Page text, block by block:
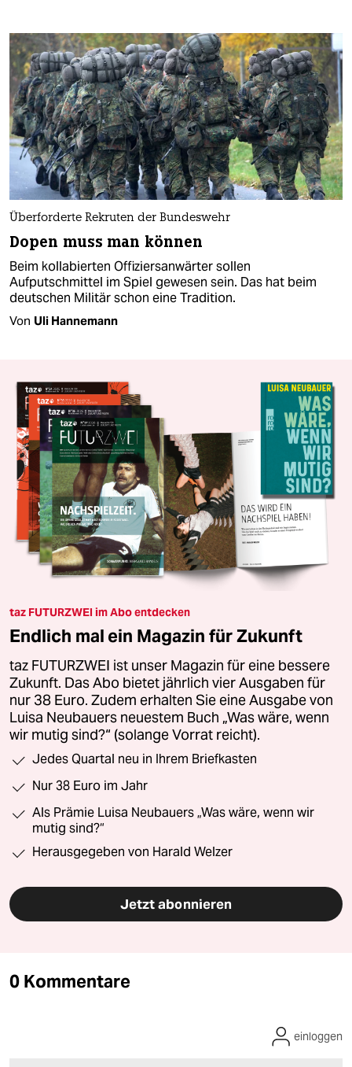
Überforderte Rekruten der Bundeswehr
Dopen muss man können
Beim kollabierten Offiziersanwärter sollen
Aufputschmittel im Spiel gewesen sein. Das hat beim
deutschen Militär schon eine Tradition.
Von Uli Hannemann
taz FUTURZWEI im Abo entdecken
Endlich mal ein Magazin für Zukunft
taz FUTURZWEI ist unser Magazin für eine bessere
Zukunft. Das Abo bietet jährlich vier Ausgaben für
nur 38 Euro. Zudem erhalten Sie eine Ausgabe von
Luisa Neubauers neuestem Buch „Was wäre, wenn
wir mutig sind?“ (solange Vorrat reicht).
Jedes Quartal neu in Ihrem Briefkasten
Nur 38 Euro im Jahr
Als Prämie Luisa Neubauers „Was wäre, wenn wir
mutig sind?“
Herausgegeben von Harald Welzer
Jetzt abonnieren
0 Kommentare
einloggen